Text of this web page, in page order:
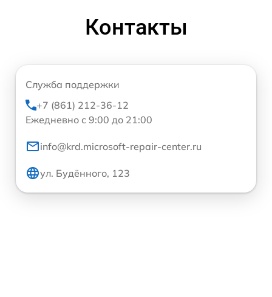
Контакты
Служба поддержки
+7 (861) 212-36-12
Ежедневно с 9:00 до 21:00
info@krd.microsoft-repair-center.ru
ул. Будённого, 123